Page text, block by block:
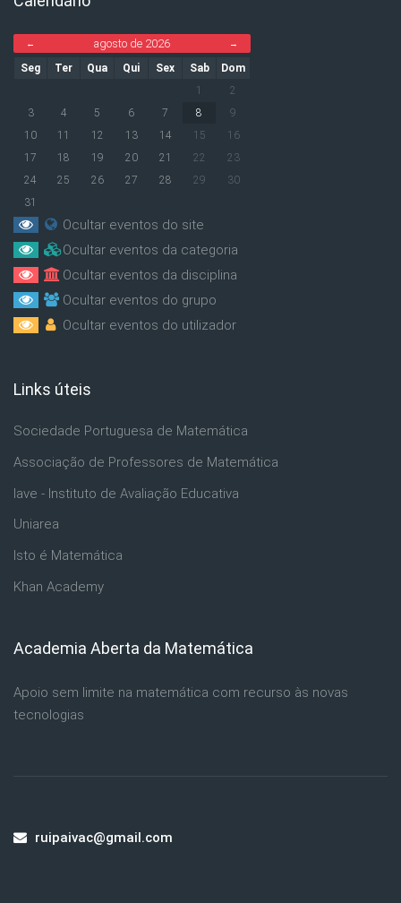
← agosto de 2026 →
Seg Ter Qua Qui Sex Sab
Dom
1
2
3
4 5 6 7 8
9
10
11 12 13 14 15
16
17
18 19 20 21 22
23
24
25 26 27 28 29
30
31
Ocultar eventos do site
Ocultar eventos da categoria
Ocultar eventos da disciplina
Ocultar eventos do grupo
Ocultar eventos do utilizador
Ignorar Links úteis
Links úteis
Sociedade Portuguesa de Matemática
Associação de Professores de Matemática
Iave - Instituto de Avaliação Educativa
Uniarea
Isto é Matemática
Khan Academy
Ignorar Academia Aberta da Matemática
Academia Aberta da Matemática
Apoio sem limite na matemática com recurso às novas
tecnologias
ruipaivac@gmail.com